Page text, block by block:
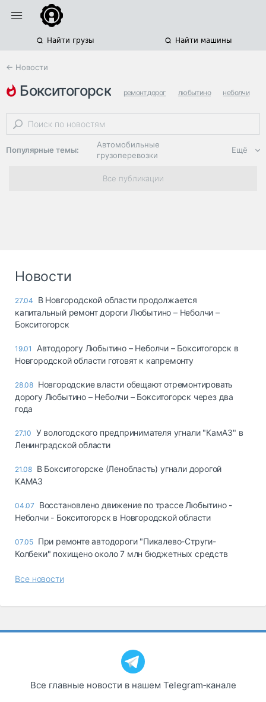
Найти грузы Найти машины
← Новости
бокситогорск ремонт дорог любытино неболчи
Популярные темы:
Автомобильные
грузоперевозки
Региональная
логистика
опасные грузы
Таможня и ВЭД
грузовые
терминалы
Спецтехника
Автосервис,
автохимия
Дзен
Ещё
Все публикации
Новости
27.04
В Новгородской области продолжается
капитальный ремонт дороги Любытино – Неболчи –
Бокситогорск
19.01
Автодорогу Любытино – Неболчи – Бокситогорск в
Новгородской области готовят к капремонту
28.08 Новгородские власти обещают отремонтировать
дорогу Любытино – Неболчи – Бокситогорск через два
года
27.10 У вологодского предпринимателя угнали "КамАЗ" в
Ленинградской области
21.08 В Бокситогорске (Ленобласть) угнали дорогой
КАМАЗ
04.07
Восстановлено движение по трассе Любытино -
Неболчи - Бокситогорск в Новгородской области
07.05 При ремонте автодороги "Пикалево-Струги-
Колбеки" похищено около 7 млн бюджетных средств
Все новости
Все главные новости в нашем Telegram‑канале